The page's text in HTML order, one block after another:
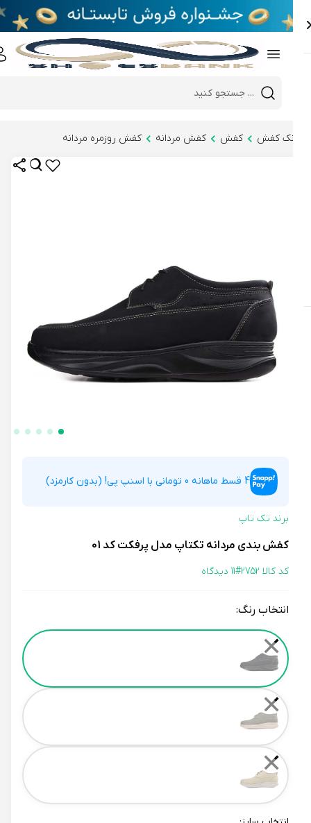
Mobile header search
e
کفش کفش کفش مردانه کفش روزمره مردانه
4 قسط ماهانه 0 تومانی با اسنپ پی! (بدون کارمزد)
برند تک تاپ
کفش بندی مردانه تکتاپ مدل پرفکت کد 01
کد کالا 2752# 11 دیدگاه
انتخاب رنگ:
Color
✕
✕
✕